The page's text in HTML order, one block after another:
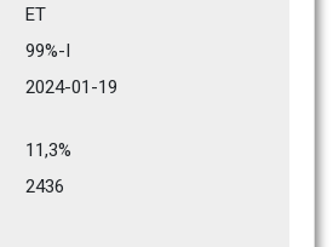
ET
99%-I
2024-01-19
11,3%
2436